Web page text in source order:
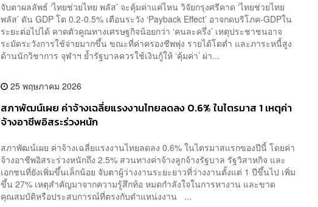
จับตาผลลัพธ์ ‘ไทยช่วยไทย พลัส’ จะคุ้มค่าแค่ไหน วิจัยกรุงศรีคาด ‘ไทยช่วยไทย
พลัส’ ดัน GDP โต 0.2-0.5% เตือนระวัง ‘Payback Effect’ อาจกดบริโภค-GDPใน
ระยะต่อไปได้ คาดตัวคูณทางเศรษฐกิจน้อยกว่า ‘คนละครึ่ง’ เหตุประชาชนอาจ
ระมัดระวังการใช้จ่ายมากขึ้น ขณะที่ค่าครองชีพพุ่ง รายได้โตต่ำ และภาระหนี้สูง
ด้านนักวิชาการ จุฬาฯ ย้ำรัฐบาลควรใช้เงินกู้ให้ ‘คุ้มค่า’ ผ่า...
25 พฤษภาคม 2026
สภาพัฒน์เผย ค่าจ้างเฉลี่ยแรงงานไทยลดลง 0.6% ในไตรมาส 1 เหตุค่า
จ้างอาชีพอิสระร่วงหนัก
สภาพัฒน์เผย ค่าจ้างเฉลี่ยแรงงานไทยลดลง 0.6% ในไตรมาสแรกของปีนี้ โดยค่า
จ้างอาชีพอิสระร่วงหนักถึง 2.5% สวนทางค่าจ้างลูกจ้างรัฐบาล รัฐวิสาหกิจ และ
เอกชนที่ยังเพิ่มขึ้นเล็กน้อย จับตาผู้ว่างงานระยะยาวที่ว่างงานตั้งแต่ 1 ปีขึ้นไป เพิ่ม
ขึ้น 27% เหตุสำคัญมาจากความรู้สึกท้อ หมดกำลังใจในการหางาน และขาด
คุณสมบัติหรือประสบการณ์ที่ตรงกับตำแหน่งงาน ...